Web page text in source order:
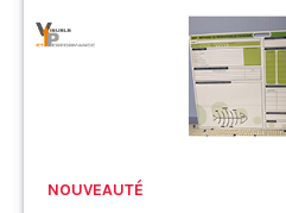
NOUVEAUTÉ